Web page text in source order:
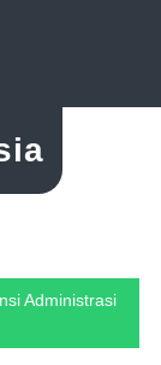
Administrasi